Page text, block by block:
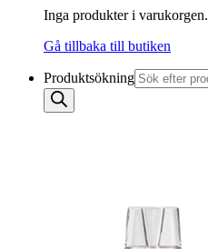
Inga produkter i varukorgen.
Gå tillbaka till butiken
Produktsökning